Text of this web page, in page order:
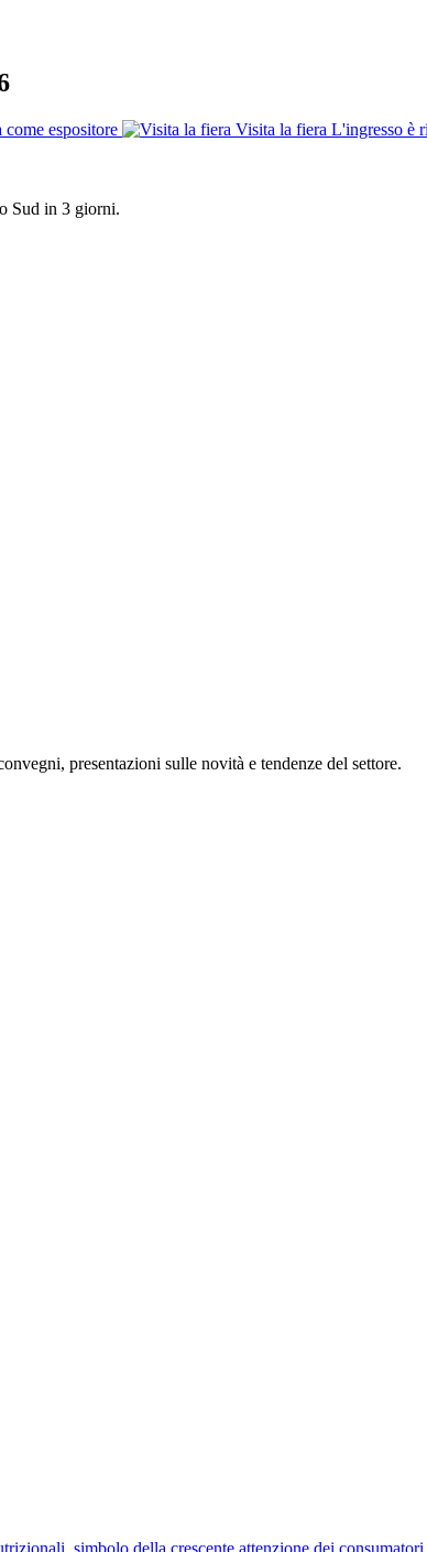
come espositore Visita la fiera L'ingresso è
Sud in 3 giorni.
presentazioni sulle novità e tendenze del settore.